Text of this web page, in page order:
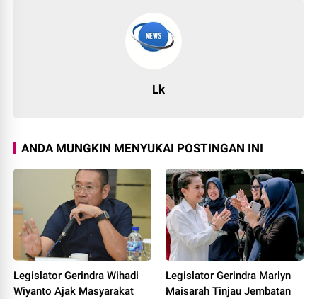
Lk
ANDA MUNGKIN MENYUKAI POSTINGAN INI
Legislator Gerindra Wihadi
Wiyanto Ajak Masyarakat
Legislator Gerindra Marlyn
Maisarah Tinjau Jembatan